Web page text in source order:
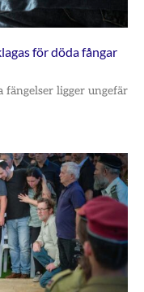
för döda fångar
ligger ungefär